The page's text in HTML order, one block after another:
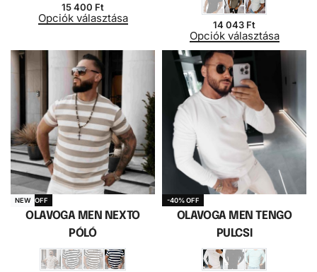
15 400 Ft
Opciók választása 14 043 Ft
Opciók választása
-28% OFF
NEW
OLAVOGA MEN NEXTO
PÓLÓ
-40% OFF
OLAVOGA MEN TENGO
PULCSI